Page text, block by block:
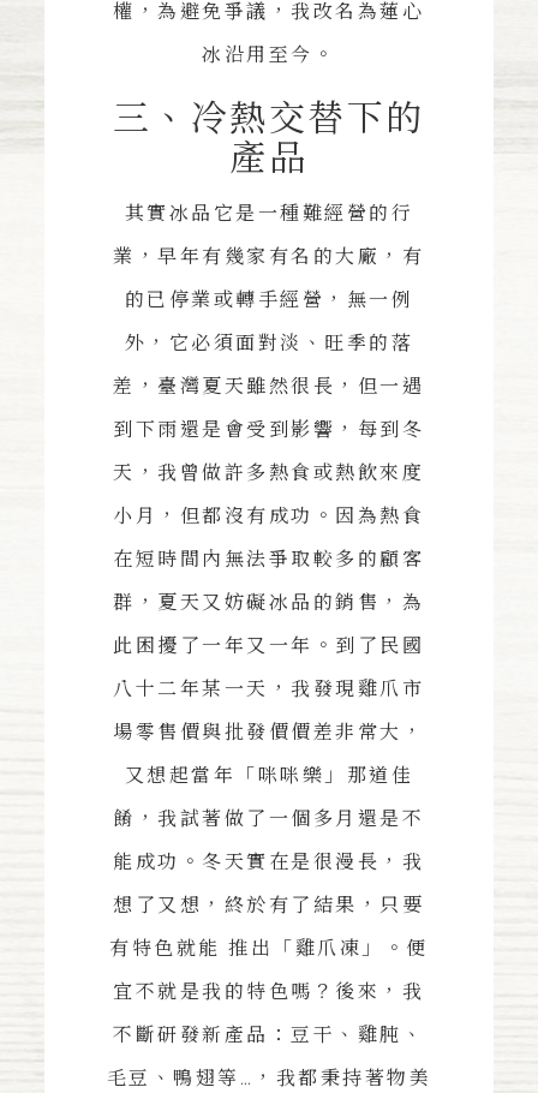
權，為避免爭議，我改名為蓮心
冰沿用至今。
三、冷熱交替下的
產品
其實冰品它是一種難經營的行
業，早年有幾家有名的大廠，有
的已停業或轉手經營，無一例
外，它必須面對淡、旺季的落
差，臺灣夏天雖然很長，但一遇
到下雨還是會受到影響，每到冬
天，我曾做許多熱食或熱飲來度
小月，但都沒有成功。因為熱食
在短時間內無法爭取較多的顧客
群，夏天又妨礙冰品的銷售，為
此困擾了一年又一年。到了民國
八十二年某一天，我發現雞爪市
場零售價與批發價價差非常大，
又想起當年「咪咪樂」那道佳
餚，我試著做了一個多月還是不
能成功。冬天實在是很漫長，我
想了又想，終於有了結果，只要
有特色就能 推出「雞爪凍」。便
宜不就是我的特色嗎？後來，我
不斷研發新產品：豆干、雞肫、
毛豆、鴨翅等…，我都秉持著物美